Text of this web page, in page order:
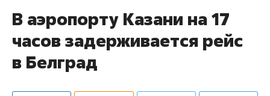
В аэропорту Казани на 17
часов задерживается рейс
в Белград